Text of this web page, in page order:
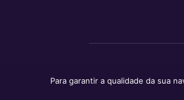
Para garantir a qualidade da sua